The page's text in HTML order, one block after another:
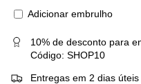
Adicionar embrulho
10% de desconto para
Código: SHOP10
Entregas em 2 dias